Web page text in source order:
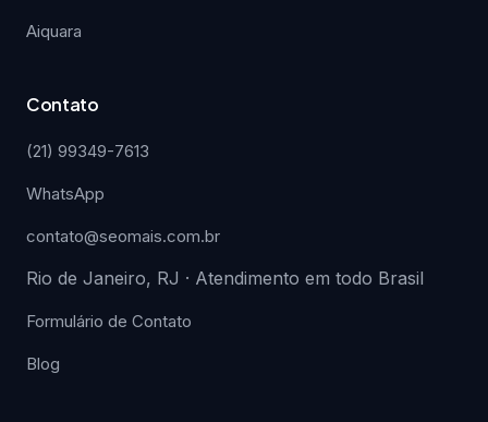
Aiquara
Contato
(21) 99349-7613
WhatsApp
contato@seomais.com.br
Rio de Janeiro, RJ · Atendimento em todo Brasil
Formulário de Contato
Blog